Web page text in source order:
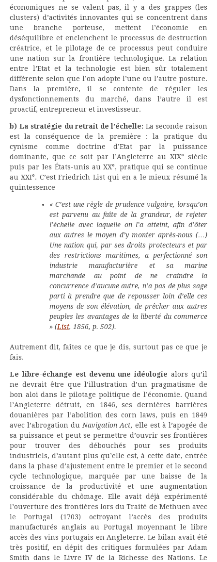
économiques ne se valent pas, il y a des grappes (les
clusters) d’activités innovantes qui se concentrent dans
une branche porteuse, mettent l’économie en
déséquilibre et enclenchent le processus de destruction
créatrice, et le pilotage de ce processus peut conduire
une nation sur la frontière technologique. La relation
entre l’Etat et la technologie est bien sûr totalement
différente selon que l’on adopte l’une ou l’autre posture.
Dans la première, il se contente de réguler les
dysfonctionnements du marché, dans l’autre il est
proactif, entrepreneur et investisseur.
b) La stratégie du retrait de l’échelle: La seconde raison
est la conséquence de la première : la pratique du
cynisme comme doctrine d’Etat par la puissance
dominante, que ce soit par l’Angleterre au XIX° siècle
puis par les États-unis au XX°, pratique qui se continue
au XXI°. C’est Friedrich List qui en a le mieux résumé la
quintessence
« C’est une règle de prudence vulgaire, lorsqu’on
est parvenu au faîte de la grandeur, de rejeter
l’échelle avec laquelle on l’a atteint, afin d’ôter
aux autres le moyen d’y monter après-nous (…)
Une nation qui, par ses droits protecteurs et par
des restrictions maritimes, a perfectionné son
industrie manufacturière et sa marine
marchande au point de ne craindre la
concurrence d’aucune autre, n’a pas de plus sage
parti à prendre que de repousser loin d’elle ces
moyens de son élévation, de prêcher aux autres
peuples les avantages de la liberté du commerce
» (List, 1856, p. 502).
Autrement dit, faîtes ce que je dis, surtout pas ce que je
fais.
Le libre-échange est devenu une idéologie alors qu’il
ne devrait être que l’illustration d’un pragmatisme de
bon aloi dans le pilotage politique de l’économie. Quand
l’Angleterre détruit, en 1846, ses dernières barrières
douanières par l’abolition des corn laws, puis en 1849
avec l’abrogation du Navigation Act, elle est à l’apogée de
sa puissance et peut se permettre d’ouvrir ses frontières
pour trouver des débouchés pour ses produits
industriels, d’autant plus qu’elle est, à cette date, entrée
dans la phase d’ajustement entre le premier et le second
cycle technologique, marquée par une baisse de la
croissance de la productivité et une augmentation
considérable du chômage. Elle avait déjà expérimenté
l’ouverture des frontières lors du Traité de Methuen avec
le Portugal (1703) octroyant l’accès des produits
manufacturés anglais au Portugal moyennant le libre
accès des vins portugais en Angleterre. Le bilan avait été
très positif, en dépit des critiques formulées par Adam
Smith dans le Livre IV de la Richesse des Nations. Le